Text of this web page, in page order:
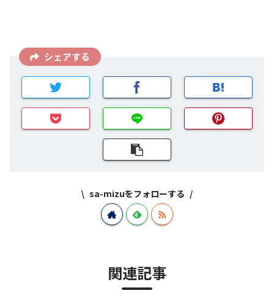
シェアする
sa-mizuをフォローする
関連記事